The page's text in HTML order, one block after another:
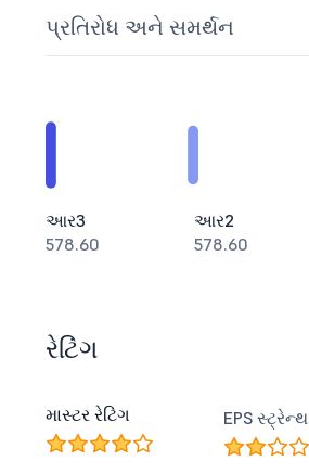
પ્રતિરોધ અને સમર્થન
આર3
578.60
આર2
578.60
રેટિંગ
માસ્ટર રેટિંગ EPS સ્ટ્રેન્થ